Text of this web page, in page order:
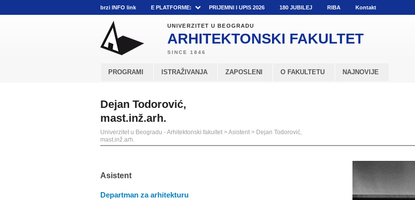
brzi INFO link E PLATFORME: PRIJEMNI I UPIS 2026 180 JUBILEJ RIBA Kontakt
UNIVERZITET U BEOGRADU
ARHITEKTONSKI FAKULTET
PROGRAMI ISTRAŽIVANJA ZAPOSLENI O FAKULTETU NAJNOVIJE
Dejan Todorović,
mast.inž.arh.
Univerzitet u Beogradu - Arhitektonski fakultet >Asistent > Dejan Todorović,
mast.inž.arh.
Asistent
Departman za arhitekturu